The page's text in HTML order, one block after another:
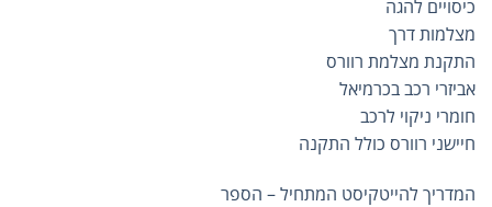
כיסויים להגה
מצלמות דרך
התקנת מצלמת רוורס
אביזרי רכב בכרמיאל
חומרי ניקוי לרכב
חיישני רוורס כולל התקנה
המדריך להייטקיסט המתחיל – הספר